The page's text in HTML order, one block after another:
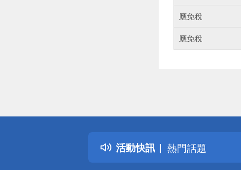
應免稅
應免稅
活動快訊
詐騙網頁！請小
得獎公告
熱門話題
銀行優惠